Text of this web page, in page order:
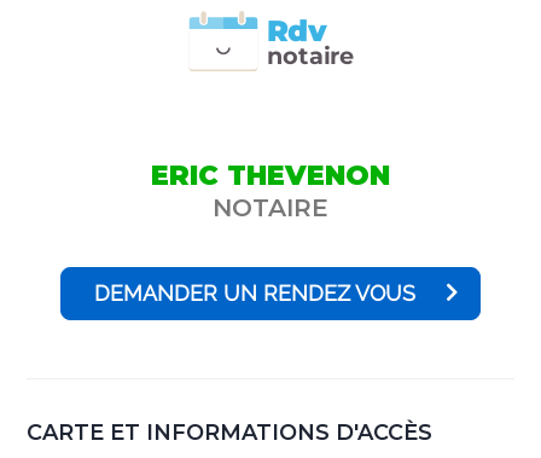
notaire
Rdv
ERIC THEVENON
NOTAIRE
DEMANDER UN RENDEZ VOUS
CARTE ET INFORMATIONS D'ACCÈS